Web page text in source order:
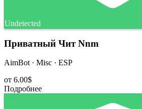
Undetected
Приватный Чит Nnm
AimBot · Misc · ESP
от 6.00$
Подробнее